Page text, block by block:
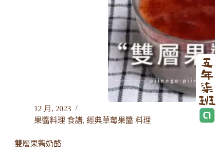
12 月, 2023
果醬料理 食譜, 經典草莓果醬 料理
雙層果醬奶酪